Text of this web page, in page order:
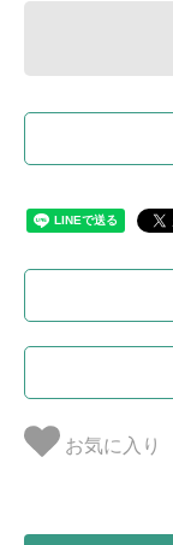
お気に入り